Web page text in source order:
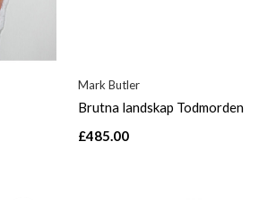
Mark Butler
Brutna landskap Todmorden
£485.00